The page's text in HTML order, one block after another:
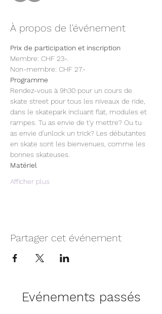
À propos de l'événement
Prix de participation et inscription
Membre: CHF 23-.
Non-membre: CHF 27.-
Programme
Rendez-vous à 9h30 pour un cours de
skate street pour tous les niveaux de ride,
dans le skatepark incluant flat, modules et
rampes. Tu as envie de t'y mettre? Ou tu
as envie d'unlock un trick? Les débutantes
en skate sont les bienvenues, comme les
bonnes skateuses.
Matériel
Afficher plus
Partager cet événement
Evénements passés